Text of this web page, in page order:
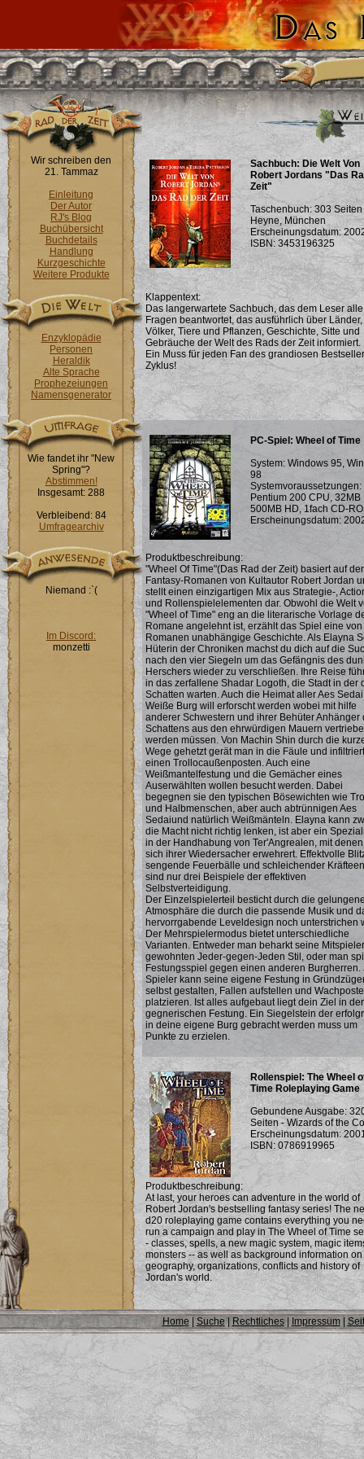
Wir schreiben den
21. Tammaz
Einleitung
Der Autor
RJ's Blog
Buchübersicht
Buchdetails
Handlung
Kurzgeschichte
Weitere Produkte
Enzyklopädie
Personen
Heraldik
Alte Sprache
Prophezeiungen
Namensgenerator
Wie fandet ihr "New
Spring"?
Abstimmen!
Insgesamt: 288
Verbleibend: 84
Umfragearchiv
Niemand :`(
Im Discord:
monzetti
Sachbuch: Die Welt Von
Robert Jordans "Das
Zeit"
Taschenbuch: 303 Seiten
Heyne, München
Erscheinungsdatum:
ISBN: 3453196325
Klappentext:
Das langerwartete Sachbuch, das dem Leser alle
Fragen beantwortet, das ausführlich über Länder,
Völker, Tiere und Pflanzen, Geschichte, Sitte und
Gebräuche der Welt des Rads der Zeit informiert.
Ein Muss für jeden Fan des grandiosen
Zyklus!
PC-Spiel: Wheel of Time
System: Windows 95,
98
Systemvoraussetzungen:
Pentium 200 CPU, 32MB
500MB HD, 1fach CD-
Erscheinungsdatum:
Produktbeschreibung:
"Wheel Of Time"(Das Rad der Zeit) basiert auf
Fantasy-Romanen von Kultautor Robert Jordan
stellt einen einzigartigen Mix aus Strategie-,
und Rollenspielelementen dar. Obwohl die Welt
"Wheel of Time" eng an die literarische Vorlage
Romane angelehnt ist, erzählt das Spiel eine
Romanen unabhängige Geschichte. Als Elayna
Hüterin der Chroniken machst du dich auf die
nach den vier Siegeln um das Gefängnis des
Herschers wieder zu verschließen. Ihre Reise
in das zerfallene Shadar Logoth, die Stadt in der
Schatten warten. Auch die Heimat aller Aes
Weiße Burg will erforscht werden wobei mit hilfe
anderer Schwestern und ihrer Behüter Anhänger
Schattens aus den ehrwürdigen Mauern
werden müssen. Von Machin Shin durch die
Wege gehetzt gerät man in die Fäule und infiltriert
einen Trollocaußenposten. Auch eine
Weißmantelfestung und die Gemächer eines
Auserwählten wollen besucht werden. Dabei
begegnen sie den typischen Bösewichten wie
und Halbmenschen, aber auch abtrünnigen Aes
Sedaiund natürlich Weißmänteln. Elayna kann
die Macht nicht richtig lenken, ist aber ein
in der Handhabung von Ter'Angrealen, mit
sich ihrer Wiedersacher erwehrert. Effektvolle
sengende Feuerbälle und schleichender
sind nur drei Beispiele der effektiven
Selbstverteidigung.
Der Einzelspielerteil besticht durch die
Atmosphäre die durch die passende Musik und
hervorrgabende Leveldesign noch unterstrichen
Der Mehrspielermodus bietet unterschiedliche
Varianten. Entweder man beharkt seine
gewohnten Jeder-gegen-Jeden Stil, oder man
Festungsspiel gegen einen anderen Burgherren.
Spieler kann seine eigene Festung in
selbst gestalten, Fallen aufstellen und
platzieren. Ist alles aufgebaut liegt dein Ziel in der
gegnerischen Festung. Ein Siegelstein der
in deine eigene Burg gebracht werden muss um
Punkte zu erzielen.
Rollenspiel: The Wheel
Time Roleplaying Game
Gebundene Ausgabe:
Seiten - Wizards of the
Erscheinungsdatum:
ISBN: 0786919965
Produktbeschreibung:
At last, your heroes can adventure in the world of
Robert Jordan's bestselling fantasy series! The
d20 roleplaying game contains everything you
run a campaign and play in The Wheel of Time
- classes, spells, a new magic system, magic
monsters -- as well as background information on
geography, organizations, conflicts and history of
Jordan's world.
Home| Suche | Rechtliches| Impressum|